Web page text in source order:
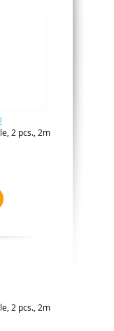
2 pcs., 2m
2 pcs., 2m